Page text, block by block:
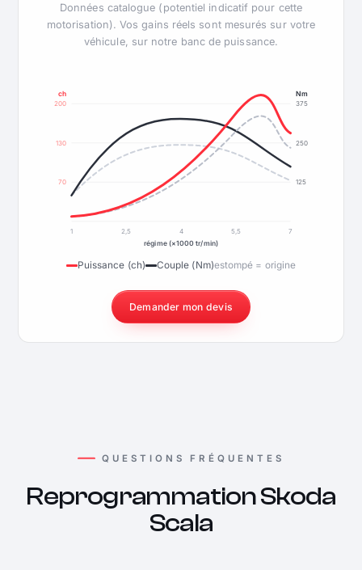
Données catalogue (potentiel indicatif pour cette
motorisation). Vos gains réels sont mesurés sur votre
véhicule, sur notre banc de puissance.
70
130
200
125
250
375
ch Nm
1 2,5 4 5,5
7
régime (×1000 tr/min)
Puissance (ch) Couple (Nm)estompé = origine
Demander mon devis
QUESTIONS FRÉQUENTES
Reprogrammation Skoda
Scala